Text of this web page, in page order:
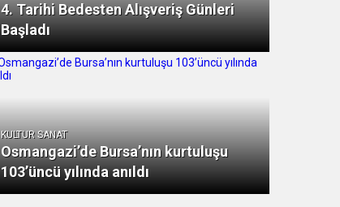
4. Tarihi Bedesten Alışveriş Günleri
Başladı
KULTUR SANAT
Osmangazi’de Bursa’nın kurtuluşu
103’üncü yılında anıldı